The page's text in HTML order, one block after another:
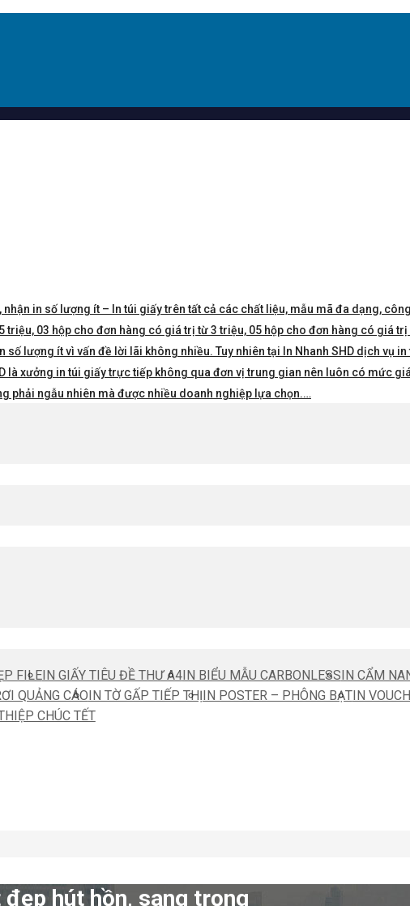
in số lượng ít – In túi giấy trên tất cả các chất liệu, mẫu mã đa dạng,
03 hộp cho đơn hàng có giá trị từ 3 triệu, 05 hộp cho đơn hàng có giá
số lượng ít vì vấn đề lời lãi không nhiều. Tuy nhiên tại In Nhanh SHD dịch vụ
là xưởng in túi giấy trực tiếp không qua đơn vị trung gian nên luôn có mức
phải ngẫu nhiên mà được nhiều doanh nghiệp lựa chọn.…
FILEIN GIẤY TIÊU ĐỀ THƯ A4IN BIỂU MẪU CARBONLESSIN CẨM
QUẢNG CÁOIN TỜ GẤP TIẾP THỊIN POSTER – PHÔNG BẠTIN
CHÚC TẾT
hút hồn, sang trọng